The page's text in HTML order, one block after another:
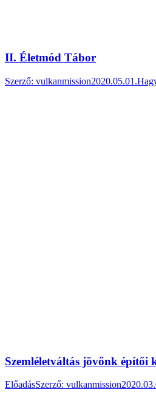
II. Életmód Tábor
Szerző: vulkanmission2020.05.01.
Szemléletváltás jövőnk építői
ElőadásSzerző: vulkanmission